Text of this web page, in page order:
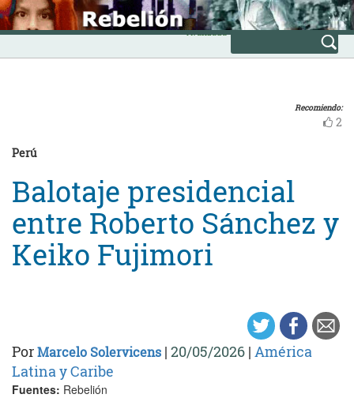
Skip
to
content
INICIO
Avanzada
Recomiendo:
2
Perú
Balotaje presidencial
entre Roberto Sánchez y
Keiko Fujimori
PorMarcelo Solervicens | 20/05/2026 | América
Latina y Caribe
Fuentes: Rebelión